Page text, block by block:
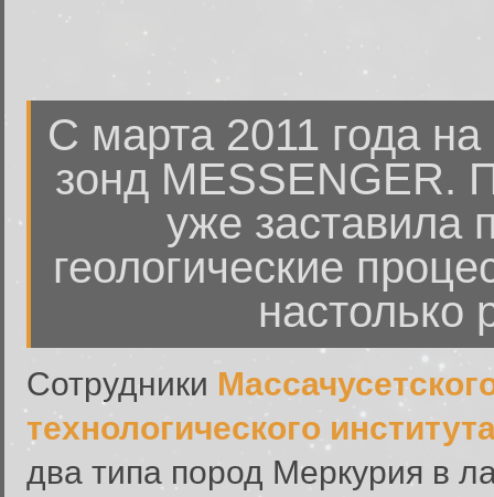
С марта 2011 года
зонд MESSENGER.
уже заставила
геологические
настолько
Сотрудники
технологического
два типа пород Меркурия в